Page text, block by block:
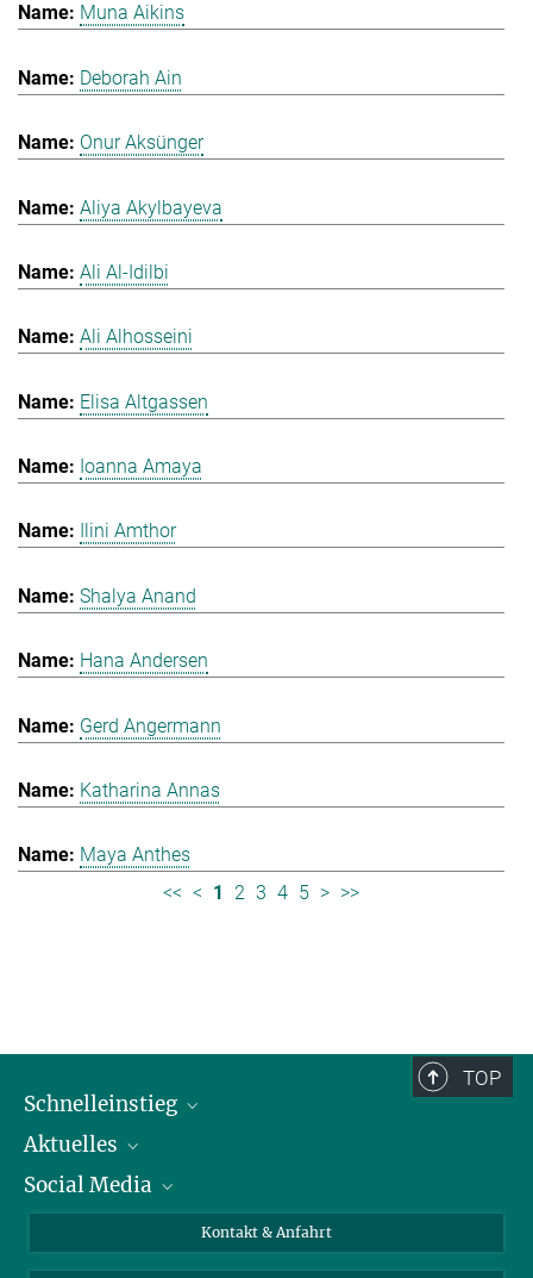
Muna Aikins
Deborah Ain
Onur Aksünger
Aliya Akylbayeva
Ali Al-Idilbi
Ali Alhosseini
Elisa Altgassen
Ioanna Amaya
Ilini Amthor
Shalya Anand
Hana Andersen
Gerd Angermann
Katharina Annas
Maya Anthes
<< < 1 2 3 4 5 > >>
TOP
Schnelleinstieg
Personen
Pressebereich
Aktuelles
Stellenangebote
Social Media
X
Kontakt & Anfahrt